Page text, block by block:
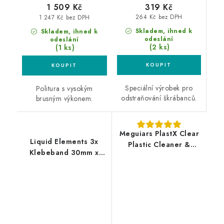
Skladem, ihned k
odeslání
(1 ks)
1 247 Kč bez DPH
1 509 Kč
Politura s vysokým
brusným výkonem.
Skladem, ihned k
odeslání
(2 ks)
264 Kč bez DPH
319 Kč
Speciální výrobek pro
odstraňování škrábanců.
Liquid Elements 3x
Klebeband 30mm x
Meguiars PlastX Clear
Plastic Cleaner &